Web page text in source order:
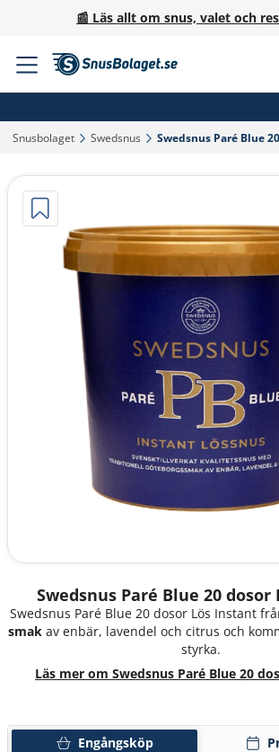
📰 Läs allt om snus, valet och
Snusbolaget‎ Swedsnus‎ Swedsnus Paré Blue
Swedsnus Paré Blue 20
Swedsnus Paré Blue 20 dosor Lös Instant
smak av enbär, lavendel och citrus och
styrka.
Läs mer om Swedsnus Paré Blue 20
Engångsköp